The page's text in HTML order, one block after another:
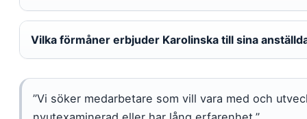
Vilka förmåner erbjuder Karolinska till sina
”Vi söker medarbetare som vill vara med och